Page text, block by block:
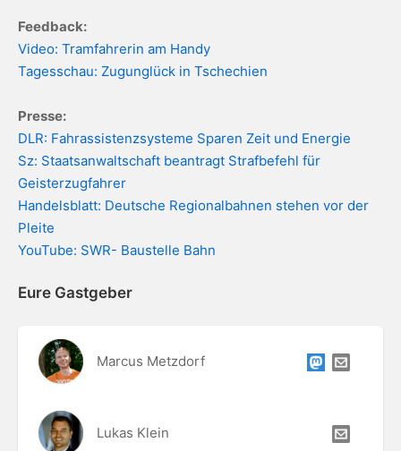
Feedback:
Video: Tramfahrerin am Handy
Tagesschau: Zugunglück in Tschechien
Presse:
DLR: Fahrassistenzsysteme Sparen Zeit und Energie
Sz: Staatsanwaltschaft beantragt Strafbefehl für
Geisterzugfahrer
Handelsblatt: Deutsche Regionalbahnen stehen vor der
Pleite
YouTube: SWR- Baustelle Bahn
Eure Gastgeber
Marcus Metzdorf
Lukas Klein